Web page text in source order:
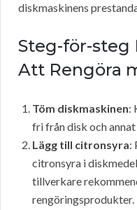
diskmaskinens
Steg-för-
Att Rengöra
Töm diskmaskinen:
fri från disk och
Lägg till citronsyra:
citronsyra i
tillverkare
rengöringsprodukter.